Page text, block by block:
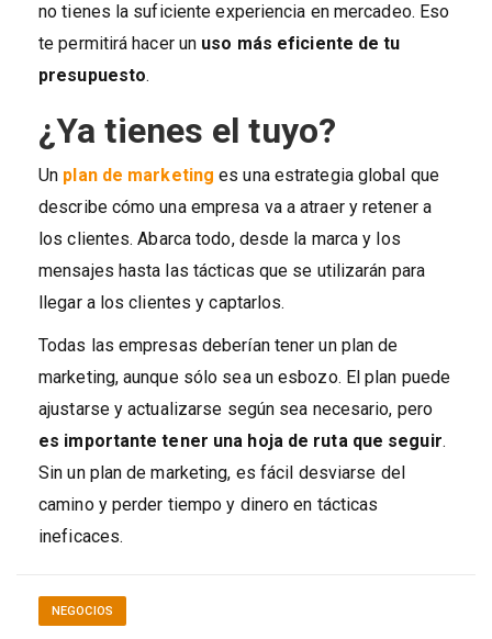
no tienes la suficiente experiencia en mercadeo. Eso
te permitirá hacer un uso más eficiente de tu
presupuesto.
¿Ya tienes el tuyo?
Un plan de marketing es una estrategia global que
describe cómo una empresa va a atraer y retener a
los clientes. Abarca todo, desde la marca y los
mensajes hasta las tácticas que se utilizarán para
llegar a los clientes y captarlos.
Todas las empresas deberían tener un plan de
marketing, aunque sólo sea un esbozo. El plan puede
ajustarse y actualizarse según sea necesario, pero
es importante tener una hoja de ruta que seguir.
Sin un plan de marketing, es fácil desviarse del
camino y perder tiempo y dinero en tácticas
ineficaces.
NEGOCIOS